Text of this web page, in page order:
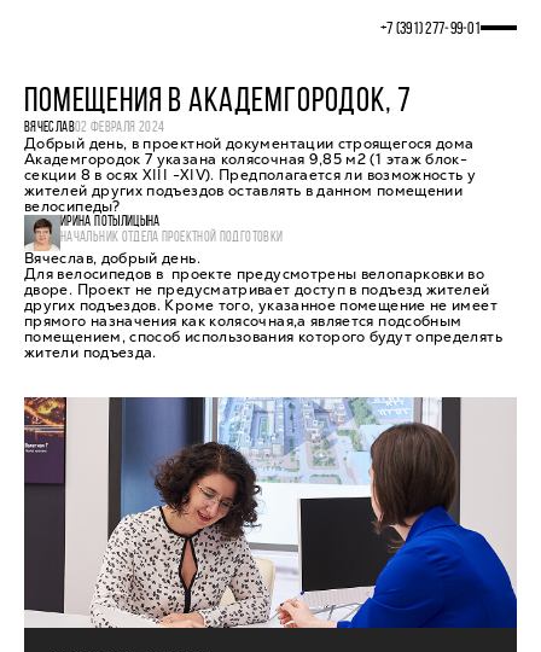
+7 (391) 277‒99‒01
ПОМЕЩЕНИЯ В АКАДЕМГОРОДОК, 7
ВЯЧЕСЛАВ02 ФЕВРАЛЯ 2024
Добрый день, в проектной документации строящегося дома
Академгородок 7 указана колясочная 9,85 м2 (1 этаж блок-
секции 8 в осях XIII -XIV). Предполагается ли возможность у
жителей других подъездов оставлять в данном помещении
велосипеды?
ИРИНА ПОТЫЛИЦЫНА
НАЧАЛЬНИК ОТДЕЛА ПРОЕКТНОЙ ПОДГОТОВКИ
Вячеслав, добрый день.
Для велосипедов в проекте предусмотрены велопарковки во
дворе. Проект не предусматривает доступ в подъезд жителей
других подъездов. Кроме того, указанное помещение не имеет
прямого назначения как колясочная,а является подсобным
помещением, способ использования которого будут определять
жители подъезда.